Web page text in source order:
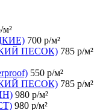
м²
700 р/м²
ПЕСОК) 785 р/м²
550 р/м²
ПЕСОК) 785 р/м²
980 р/м²
980 р/м²